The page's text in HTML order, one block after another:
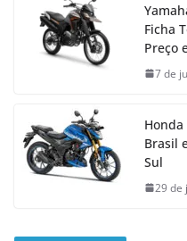
Ficha
Preço
7 de
Brasil
Sul
29 de